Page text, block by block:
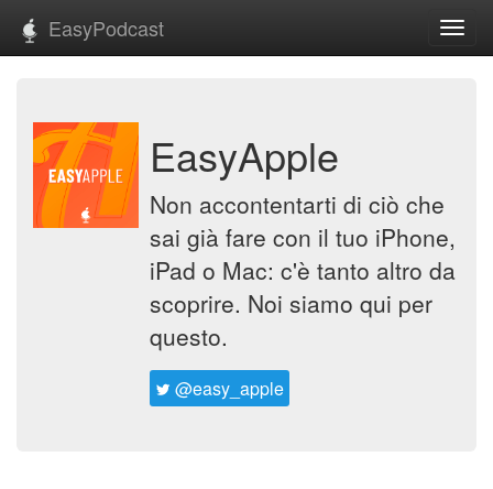
EasyPodcast
EasyApple
Non accontentarti di ciò che
sai già fare con il tuo iPhone,
iPad o Mac: c'è tanto altro da
scoprire. Noi siamo qui per
questo.
@easy_apple